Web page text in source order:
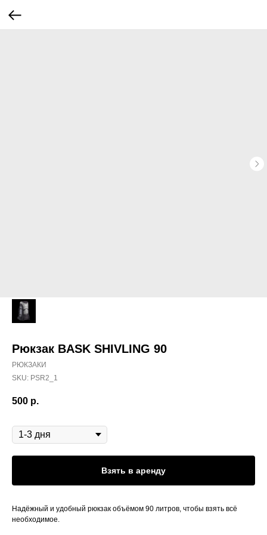
Рюкзак BASK SHIVLING 90
РЮКЗАКИ
SKU: PSR2_1
500 р.
Взять в аренду
Надёжный и удобный рюкзак объёмом 90 литров, чтобы взять всё
необходимое.